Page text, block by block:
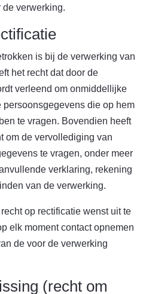
verwerking.
is bij de verwerking van
het recht dat door de
verleend om onmiddellijke
persoonsgegevens die op hem
te vragen. Bovendien heeft
om de vervollediging van
te vragen, onder meer
verklaring, rekening
van de verwerking.
op rectificatie wenst uit te
elk moment contact opnemen
de voor de verwerking
(recht om